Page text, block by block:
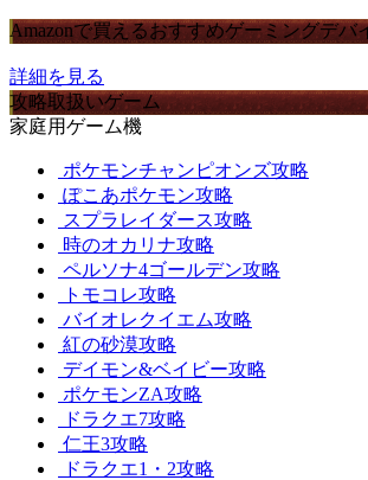
Amazonで買えるおすすめゲーミングデバ
詳細を見る
攻略取扱いゲーム
家庭用ゲーム機
ポケモンチャンピオンズ攻略
ぽこあポケモン攻略
スプラレイダース攻略
時のオカリナ攻略
ペルソナ4ゴールデン攻略
トモコレ攻略
バイオレクイエム攻略
紅の砂漠攻略
デイモン&ベイビー攻略
ポケモンZA攻略
ドラクエ7攻略
仁王3攻略
ドラクエ1・2攻略